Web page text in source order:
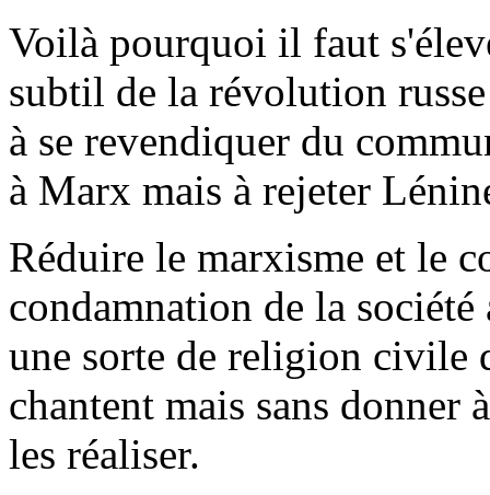
Voilà pourquoi il faut
subtil de la révolution
à se revendiquer du
à Marx mais à rejeter
Réduire le marxisme et le
condamnation de la
une sorte de religion civile
chantent mais sans donner
les réaliser.